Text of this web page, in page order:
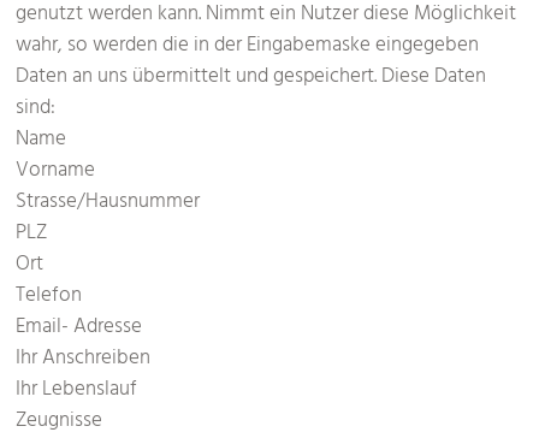
genutzt werden kann. Nimmt ein Nutzer diese Möglichkeit
wahr, so werden die in der Eingabemaske eingegeben
Daten an uns übermittelt und gespeichert. Diese Daten
sind:
Name
Vorname
Strasse/Hausnummer
PLZ
Ort
Telefon
Email- Adresse
Ihr Anschreiben
Ihr Lebenslauf
Zeugnisse